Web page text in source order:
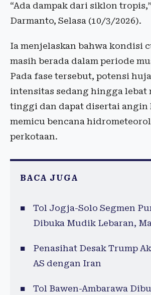
“Ada dampak dari siklon
Darmanto, Selasa (10/3/2026).
Ia menjelaskan bahwa kondisi
masih berada dalam periode
Pada fase tersebut, potensi
intensitas sedang hingga lebat
tinggi dan dapat disertai angin
memicu bencana
perkotaan.
BACA JUGA
Tol Jogja-Solo Segmen
Dibuka Mudik Lebaran,
Penasihat Desak Trump
AS dengan Iran
Tol Bawen-Ambarawa